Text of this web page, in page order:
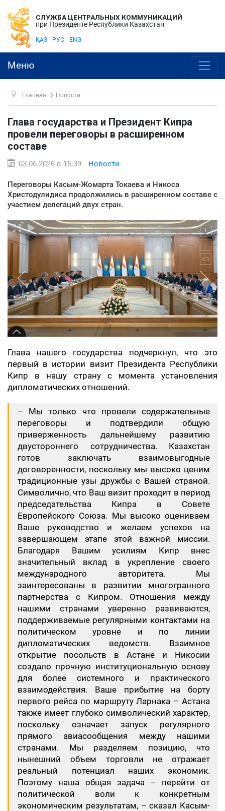
СЛУЖБА ЦЕНТРАЛЬНЫХ КОММУНИКАЦИЙ
при Президенте Республики Казахстан
ҚАЗ РУС ENG
Меню
Главная Новости
Глава государства и Президент Кипра
провели переговоры в расширенном
составе
03.06.2026 в 15:39 Новости
Переговоры Касым-Жомарта Токаева и Никоса
Христодулидиса продолжились в расширенном составе с
участием делегаций двух стран.
Глава нашего государства подчеркнул, что это
первый в истории визит Президента Республики
Кипр в нашу страну с момента установления
дипломатических отношений.
– Мы только что провели содержательные
переговоры и подтвердили общую
приверженность дальнейшему развитию
двустороннего сотрудничества. Казахстан
готов заключать взаимовыгодные
договоренности, поскольку мы высоко ценим
традиционные узы дружбы с Вашей страной.
Символично, что Ваш визит проходит в период
председательства Кипра в Совете
Европейского Союза. Мы высоко оцениваем
Ваше руководство и желаем успехов на
завершающем этапе этой важной миссии.
Благодаря Вашим усилиям Кипр внес
значительный вклад в укрепление своего
международного авторитета. Мы
заинтересованы в развитии многогранного
партнерства с Кипром. Отношения между
нашими странами уверенно развиваются,
поддерживаемые регулярными контактами на
политическом уровне и по линии
дипломатических ведомств. Взаимное
открытие посольств в Астане и Никосии
создало прочную институциональную основу
для более системного и практического
взаимодействия. Ваше прибытие на борту
первого рейса по маршруту Ларнака – Астана
также имеет глубоко символический характер,
поскольку означает запуск регулярного
прямого авиасообщения между нашими
странами. Мы разделяем позицию, что
нынешний объем торговли не отражает
реальный потенциал наших экономик.
Поэтому наша общая задача – перейти от
политической воли к конкретным
экономическим результатам, – сказал Касым-